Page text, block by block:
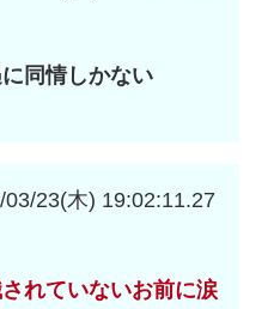
同情しかない
03/23(木) 19:02:11.27
れていないお前に涙